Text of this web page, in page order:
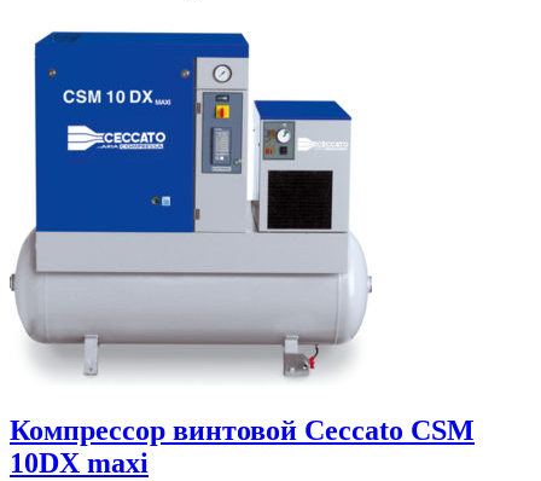
Компрессор винтовой Ceccato CSM
10DX maxi